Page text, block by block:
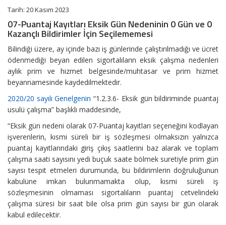
Tarih: 20 Kasım 2023
07-Puantaj Kayıtları Eksik Gün Nedeninin 0 Gün ve 0
Kazançlı Bildirimler İçin Seçilememesi
Bilindiği üzere, ay içinde bazı iş günlerinde çalıştırılmadığı ve ücret
ödenmediği beyan edilen sigortalıların eksik çalışma nedenleri
aylık prim ve hizmet belgesinde/muhtasar ve prim hizmet
beyannamesinde kaydedilmektedir.
2020/20 sayılı Genelgenin “1.2.3.6- Eksik gün bildiriminde puantaj
usulü çalışma” başlıklı maddesinde,
“Eksik gün nedeni olarak 07-Puantaj kayıtları seçeneğini kodlayan
işverenlerin, kısmi süreli bir iş sözleşmesi olmaksızın yalnızca
puantaj kayıtlarındaki giriş çıkış saatlerini baz alarak ve toplam
çalışma saati sayısını yedi buçuk saate bölmek suretiyle prim gün
sayısı tespit etmeleri durumunda, bu bildirimlerin doğruluğunun
kabulüne imkan bulunmamakta olup, kısmi süreli iş
sözleşmesinin olmaması sigortalıların puantaj cetvelindeki
çalışma süresi bir saat bile olsa prim gün sayısı bir gün olarak
kabul edilecektir.